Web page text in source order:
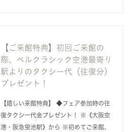
【ご来館特典】初回ご来館の
際、ベルクラシック空港最寄り
駅よりのタクシー代（往復分）
プレゼント！
【嬉しい来館特典】 ◆フェア参加時の往
復タクシー代金プレゼント！ ※《大阪空
港・阪急蛍池駅》から ※初めてご来館、